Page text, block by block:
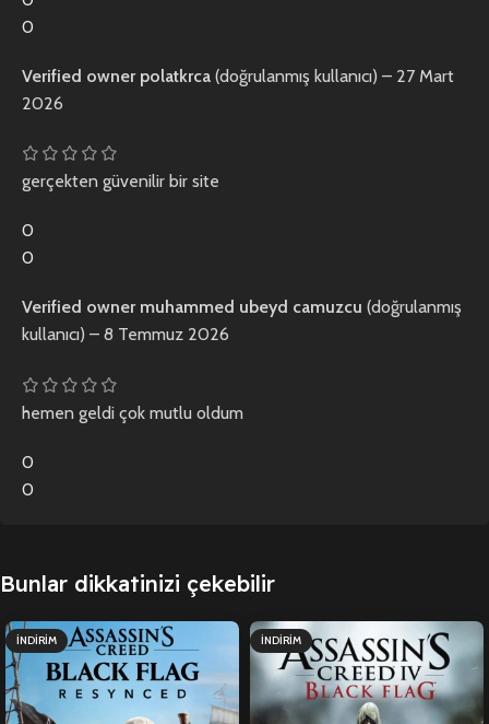
0
Verified owner polatkrca (doğrulanmış kullanıcı) – 27 Mart
2026
gerçekten güvenilir bir site
0
0
Verified owner muhammed ubeyd camuzcu (doğrulanmış
kullanıcı) – 8 Temmuz 2026
hemen geldi çok mutlu oldum
0
0
Bunlar dikkatinizi çekebilir
İNDIRIM İNDIRIM